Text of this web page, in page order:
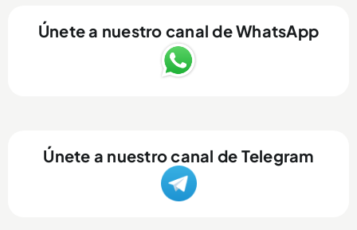
Únete a nuestro canal de WhatsApp
Únete a nuestro canal de Telegram